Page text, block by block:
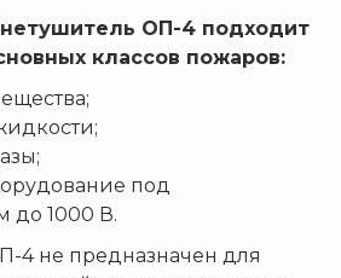
ОП-4 подходит
классов пожаров:
под
до 1000 В.
4 не предназначен для